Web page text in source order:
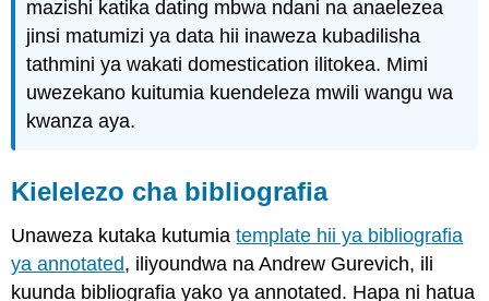
mazishi katika dating mbwa ndani na anaelezea
jinsi matumizi ya data hii inaweza kubadilisha
tathmini ya wakati domestication ilitokea. Mimi
uwezekano kuitumia kuendeleza mwili wangu wa
kwanza aya.
Kielelezo cha bibliografia
Unaweza kutaka kutumiatemplate hii ya bibliografia
ya annotated, iliyoundwa na Andrew Gurevich, ili
kuunda bibliografia yako ya annotated. Hapa ni hatua